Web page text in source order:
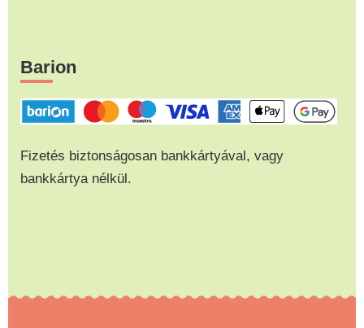
Barion
Fizetés biztonságosan bankkártyával, vagy
bankkártya nélkül.